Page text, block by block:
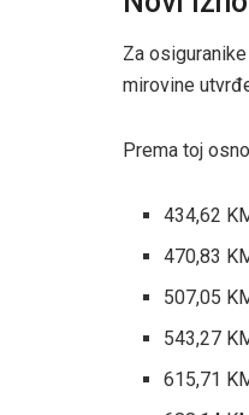
Za
mirovine
Prema toj
434,62
470,83
507,05
543,27
615,71